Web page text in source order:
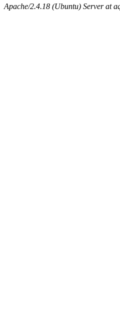
Apache/2.4.18 (Ubuntu) Server at